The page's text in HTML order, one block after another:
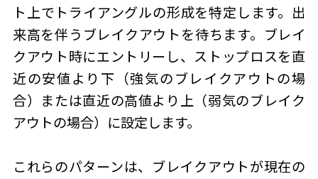
ト上でトライアングルの形成を特定します。出
来高を伴うブレイクアウトを待ちます。ブレイ
クアウト時にエントリーし、ストップロスを直
近の安値より下（強気のブレイクアウトの場
合）または直近の高値より上（弱気のブレイク
アウトの場合）に設定します。
これらのパターンは、ブレイクアウトが現在の